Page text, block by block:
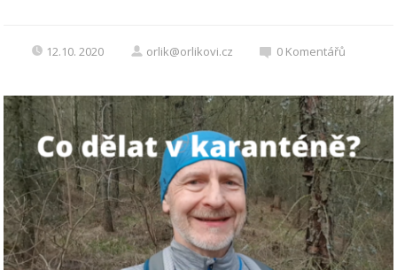
12.10. 2020 orlik@orlikovi.cz 0 Komentářů